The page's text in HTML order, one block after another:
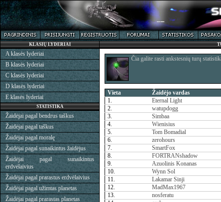
Čia galite rasti ankstesnių turų
Vieta
Žaidėjo vardas
1.
Eternal Light
2.
watupdogg
3.
Simbaa
4.
Wienisius
5.
Tom Bomadial
6.
zerohours
7.
SmartFox
8.
FORTRANshadow
9.
Azuolinis Konanas
10.
Wynn Sol
11.
Lakamar Sinji
12.
MadMax1967
13.
nosferatu
KLASIŲ LYDERIAI
A klasės lyderiai
B klasės lyderiai
C klasės lyderiai
D klasės lyderiai
E klasės lyderiai
STATISTIKA
Žaidėjai pagal bendrus taškus
Žaidėjai pagal taškus
Žaidėjai pagal moralę
Žaidėjai pagal sunaikintus žaidėjus
Žaidėjai pagal sunaikintus
erdvėlaivius
Žaidėjai pagal prarastus erdvėlaivius
Žaidėjai pagal užimtas planetas
Žaidėjai pagal prarastas planetas